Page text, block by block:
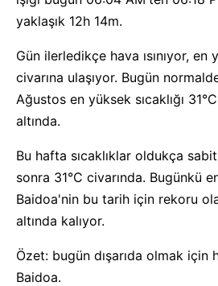
yaklaşık 12h 14m.
Gün ilerledikçe hava ısınıyor, en
civarına ulaşıyor. Bugün
Ağustos en yüksek sıcaklığı
altında.
Bu hafta sıcaklıklar oldukça
sonra 31°C civarında. Bugünkü
Baidoa'nin bu tarih için rekoru
altında kalıyor.
Özet: bugün dışarıda olmak için
Baidoa.